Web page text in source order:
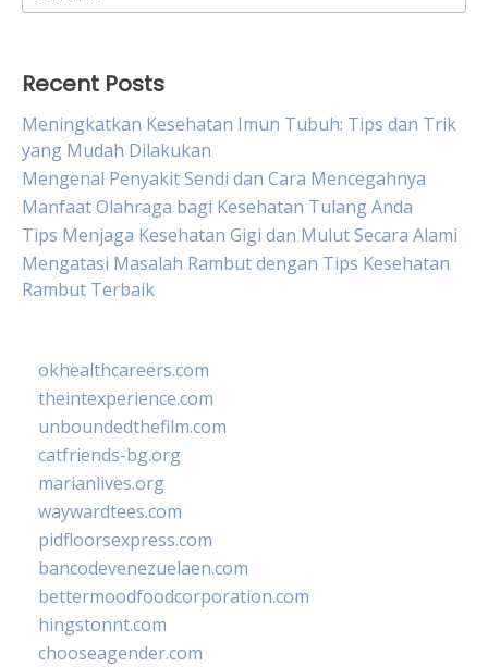
for:
Recent Posts
Meningkatkan Kesehatan Imun Tubuh: Tips dan Trik
yang Mudah Dilakukan
Mengenal Penyakit Sendi dan Cara Mencegahnya
Manfaat Olahraga bagi Kesehatan Tulang Anda
Tips Menjaga Kesehatan Gigi dan Mulut Secara Alami
Mengatasi Masalah Rambut dengan Tips Kesehatan
Rambut Terbaik
okhealthcareers.com
theintexperience.com
unboundedthefilm.com
catfriends-bg.org
marianlives.org
waywardtees.com
pidfloorsexpress.com
bancodevenezuelaen.com
bettermoodfoodcorporation.com
hingstonnt.com
chooseagender.com